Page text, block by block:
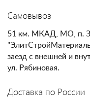
Самовывоз
51 км. МКАД, МО, п.
заезд с внешней и
ул. Рябиновая.
Доставка по России